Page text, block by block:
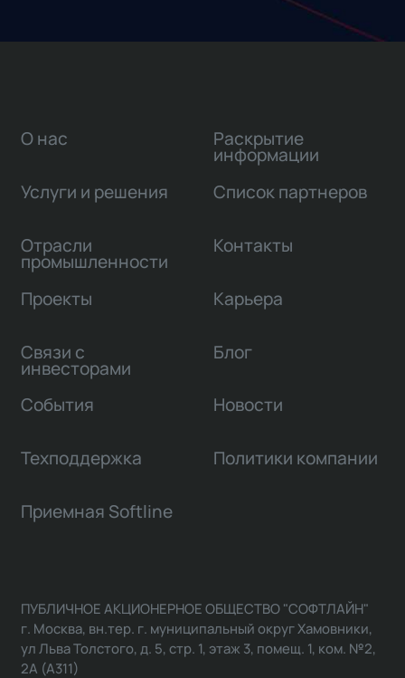
О нас
Услуги и решения
Отрасли
промышленности
Проекты
Связи с
инвесторами
Раскрытие
информации
Список партнеров
Контакты
Карьера
Блог
События Новости
Техподдержка Политики компании
Приемная Softline
ПУБЛИЧНОЕ АКЦИОНЕРНОЕ ОБЩЕСТВО "СОФТЛАЙН"
г. Москва, вн.тер. г. муниципальный округ Хамовники,
ул Льва Толстого, д. 5, стр. 1, этаж 3, помещ. 1, ком. №2,
2А (А311)